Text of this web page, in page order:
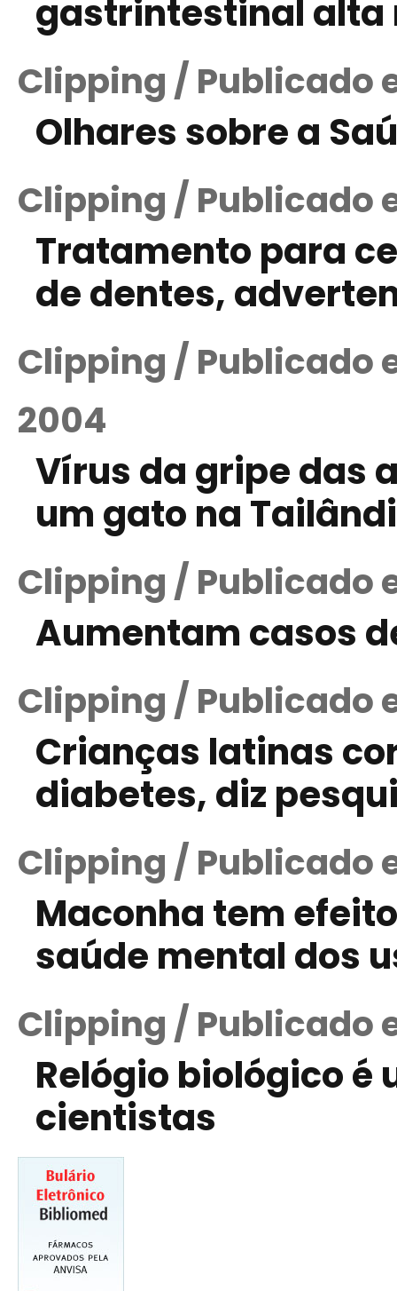
gastrintestinal alta
Clipping / Publicado
Olhares sobre a
Clipping / Publicado
Tratamento para
de dentes,
Clipping / Publicado
2004
Vírus da gripe das
um gato na
Clipping / Publicado
Aumentam casos
Clipping / Publicado
Crianças latinas
diabetes, diz
Clipping / Publicado
Maconha tem
saúde mental dos
Clipping / Publicado
Relógio biológico
cientistas